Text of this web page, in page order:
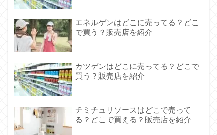
エネルゲンはどこに売ってる？どこ
で買う？販売店を紹介
カツゲンはどこに売ってる？どこで
買う？販売店を紹介
チミチュリソースはどこで売って
る？どこで買える？販売店を紹介